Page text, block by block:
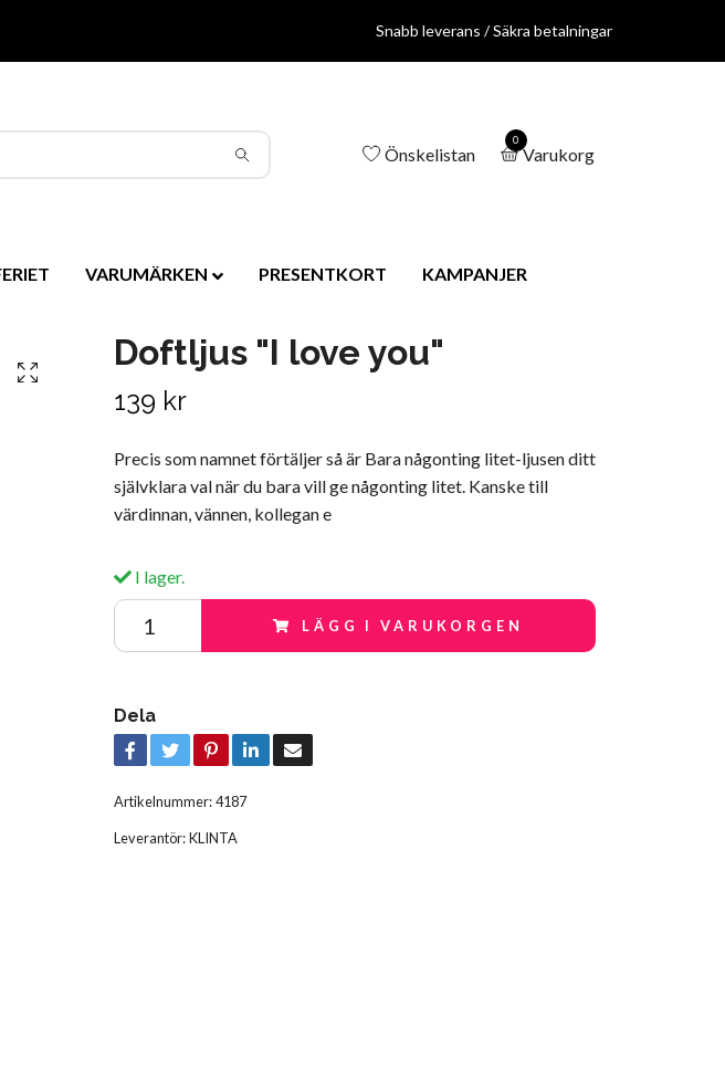
Snabb leverans / Säkra betalningar
Önskelistan
0
Varukorg
VARUMÄRKEN PRESENTKORT KAMPANJER
Doftljus "I love you"
139 kr
Precis som namnet förtäljer så är Bara någonting litet-ljusen ditt
självklara val när du bara vill ge någonting litet. Kanske till
värdinnan, vännen, kollegan e
I lager.
LÄGG I VARUKORGEN
Dela
Artikelnummer:4187
Leverantör:KLINTA